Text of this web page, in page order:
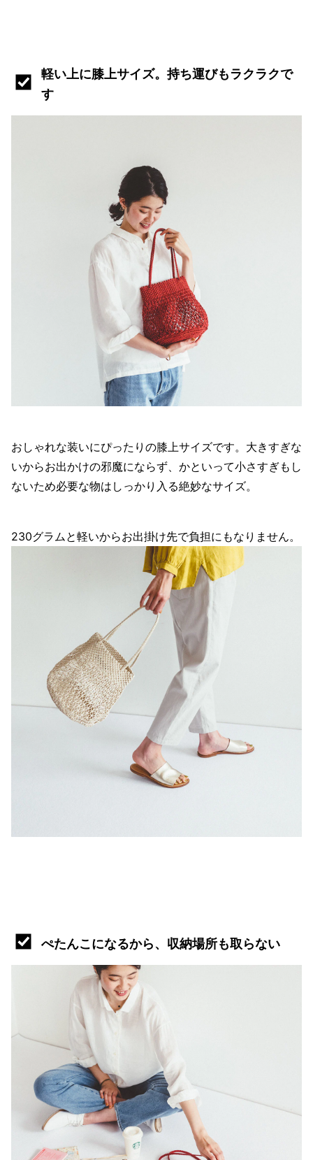
軽い上に膝上サイズ。持ち運びもラクラクで
す
おしゃれな装いにぴったりの膝上サイズです。大きすぎな
いからお出かけの邪魔にならず、かといって小さすぎもし
ないため必要な物はしっかり入る絶妙なサイズ。
230グラムと軽いからお出掛け先で負担にもなりません。
ぺたんこになるから、収納場所も取らない